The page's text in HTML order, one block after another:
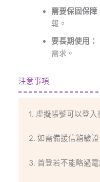
需要保固保障
報。
要長期使用：
需求。
注意事項
1. 虛擬帳號可以登
2. 如需備援信箱驗
3. 首登若不能略過